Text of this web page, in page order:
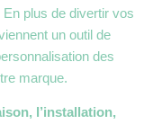
En plus de divertir vos
un outil de
des
marque.
l’installation,